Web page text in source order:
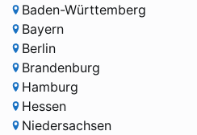
Baden-Württemberg
Bayern
Berlin
Brandenburg
Hamburg
Hessen
Niedersachsen